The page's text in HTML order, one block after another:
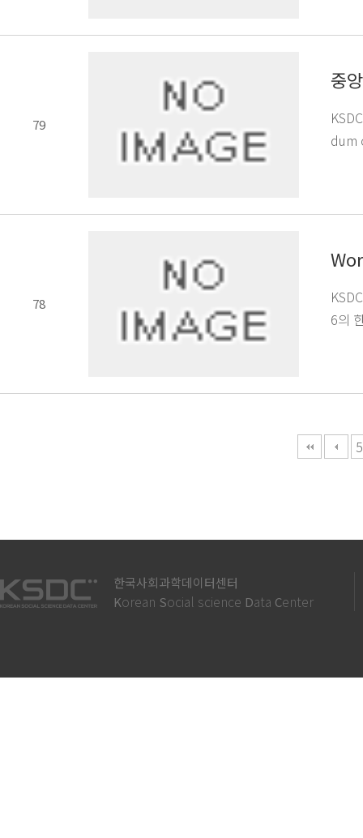
79
중
dum
78
6의
한국사회과학데이터센터
Korean Social science Data Center